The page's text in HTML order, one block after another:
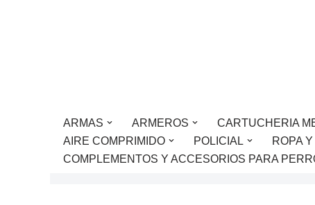
ARMAS ARMEROS CARTUCHERIA
AIRE COMPRIMIDO
POLICIAL ROPA
COMPLEMENTOS Y ACCESORIOS PARA